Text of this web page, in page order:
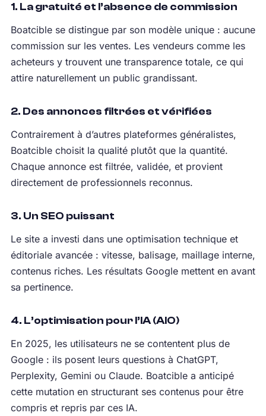
1. La gratuité et l’absence de commission
Boatcible se distingue par son modèle unique : aucune
commission sur les ventes. Les vendeurs comme les
acheteurs y trouvent une transparence totale, ce qui
attire naturellement un public grandissant.
2. Des annonces filtrées et vérifiées
Contrairement à d’autres plateformes généralistes,
Boatcible choisit la qualité plutôt que la quantité.
Chaque annonce est filtrée, validée, et provient
directement de professionnels reconnus.
3. Un SEO puissant
Le site a investi dans une optimisation technique et
éditoriale avancée : vitesse, balisage, maillage interne,
contenus riches. Les résultats Google mettent en avant
sa pertinence.
4. L’optimisation pour l’IA (AIO)
En 2025, les utilisateurs ne se contentent plus de
Google : ils posent leurs questions à ChatGPT,
Perplexity, Gemini ou Claude. Boatcible a anticipé
cette mutation en structurant ses contenus pour être
compris et repris par ces IA.